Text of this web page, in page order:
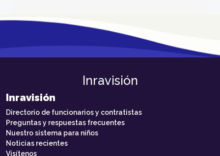
Inravisión
Inravisión
Directorio de funcionarios y contratistas
Preguntas y respuestas frecuentes
Nuestro sistema para niños
Noticias recientes
Visítenos